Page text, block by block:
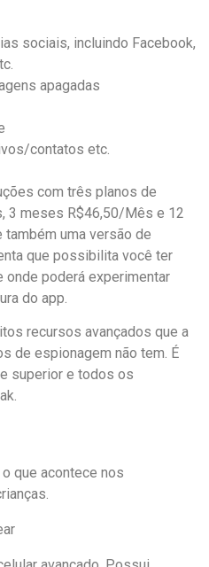
sociais, incluindo Facebook,
apagadas
contatos etc.
com três planos de
3 meses R$46,50/Mês e 12
uma versão de
que possibilita você ter
poderá experimentar
do app.
recursos avançados que a
de espionagem não tem. É
superior e todos os
que acontece nos